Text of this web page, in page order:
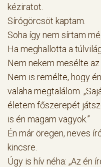
kéziratot.
Sírógörcsöt kaptam.
Soha így nem sírtam
Ha meghallotta a
Nem nekem mesélte az
Nem is remélte, hogy
valaha megtalálom.
életem főszerepét
is én magam vagyok.”
Én már öregen, neves
kincsre.
Úgy is hív néha: „Az én